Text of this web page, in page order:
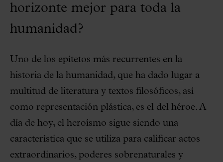
horizonte mejor para toda la
humanidad?
Uno de los epítetos más recurrentes en la
historia de la humanidad, que ha dado lugar a
multitud de literatura y textos filosóficos, así
como representación plástica, es el del héroe. A
día de hoy, el heroísmo sigue siendo una
característica que se utiliza para calificar actos
extraordinarios, poderes sobrenaturales y